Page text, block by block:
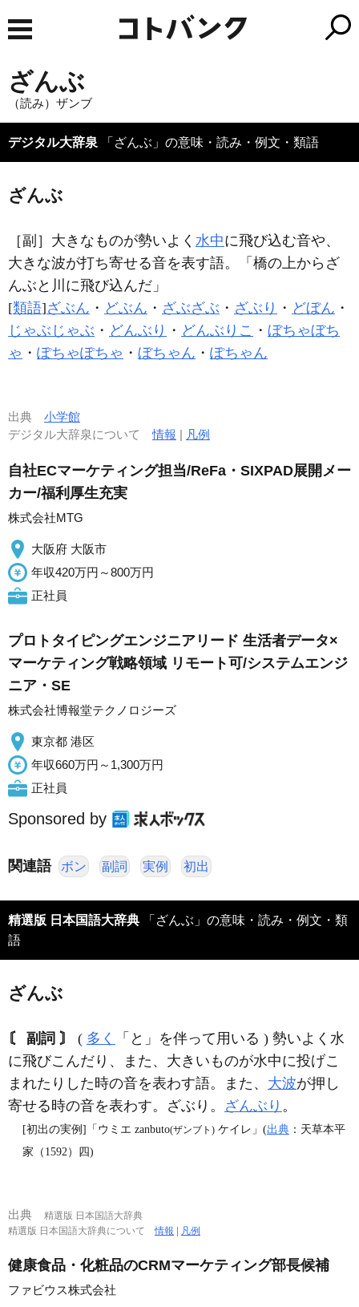
ざんぶ
（読み）ザンブ
デジタル大辞泉 「ざんぶ」の意味・読み・例文・類語
ざんぶ
［副］ 大きなものが勢いよく 水中に飛び込む音や、
大きな波が打ち寄せる音を表す語。「橋の上から ざ
んぶ と川に飛び込んだ」
[類語]ざぶん ・ どぶん ・ ざぶざぶ ・ ざぶり ・ どぼん ・
じゃぶじゃぶ ・ どんぶり ・ どんぶりこ ・ ぼちゃぼち
ゃ ・ ぽちゃぽちゃ ・ ぼちゃん ・ ぽちゃん
出典 小学館
デジタル大辞泉について情報 | 凡例
自社ECマーケティング担当/ReFa・SIXPAD展開メー
カー/福利厚生充実
株式会社MTG
大阪府 大阪市
年収420万円～800万円
正社員
プロトタイピングエンジニアリード 生活者データ×
マーケティング戦略領域 リモート可/システムエンジ
ニア・SE
株式会社博報堂テクノロジーズ
東京都 港区
年収660万円～1,300万円
正社員
Sponsored by
関連語 ボン 副詞 実例 初出
精選版 日本国語大辞典 「ざんぶ」の意味・読み・例文・類
語
ざんぶ
〘 副詞 〙 ( 多く
「と」を伴って用いる ) 勢いよく水
に飛びこんだり、また、大きいものが水中に投げこ
まれたりした時の音を表わす語。また、 大波が押し
寄せる時の音を表わす。ざぶり。 ざんぶり 。
[初出の実例]「ウミエ zanbuto(ザンブト) ケイレ」(出典 ：天草本平
家（1592）四)
出典
精選版 日本国語大辞典
精選版 日本国語大辞典について情報 | 凡例
健康食品・化粧品のCRMマーケティング部長候補
ファビウス株式会社